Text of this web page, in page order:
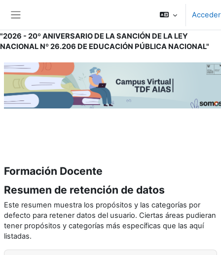
"2026 - 20º ANIVERSARIO DE LA SANCIÓN DE LA LEY
NACIONAL Nº 26.206 DE EDUCACIÓN PÚBLICA NACIONAL"
Acceder
Formación Docente
Resumen de retención de datos
Este resumen muestra los propósitos y las categorías por
defecto para retener datos del usuario. Ciertas áreas pudieran
tener propósitos y categorías más específicas que las aquí
listadas.